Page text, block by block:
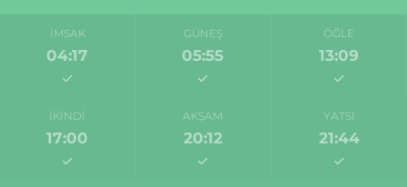
İMSAK
04:17
GÜNEŞ
05:55
ÖĞLE
13:09
İKINDI
17:00
AKŞAM
20:12
YATSI
21:44